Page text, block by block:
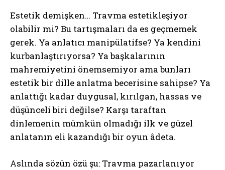
Estetik demişken… Travma estetikleşiyor
olabilir mi? Bu tartışmaları da es geçmemek
gerek. Ya anlatıcı manipülatifse? Ya kendini
kurbanlaştırıyorsa? Ya başkalarının
mahremiyetini önemsemiyor ama bunları
estetik bir dille anlatma becerisine sahipse? Ya
anlattığı kadar duygusal, kırılgan, hassas ve
düşünceli biri değilse? Karşı taraftan
dinlemenin mümkün olmadığı ilk ve güzel
anlatanın eli kazandığı bir oyun âdeta.
Aslında sözün özü şu: Travma pazarlanıyor